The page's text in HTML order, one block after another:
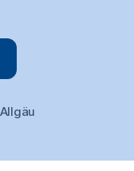
„Elektriker
(m/w/d)“